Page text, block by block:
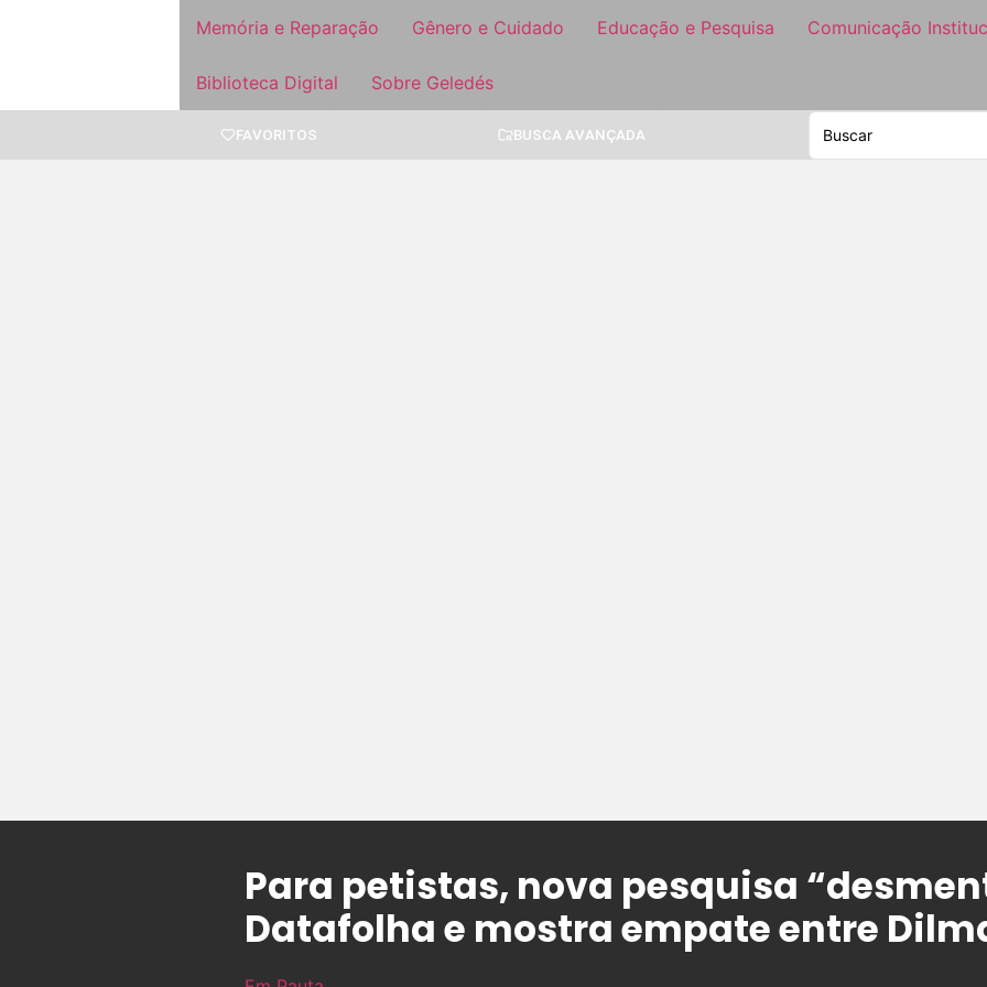
Memória e Reparação Gênero e Cuidado Educação e Pesquisa Comunicação
Biblioteca Digital Sobre Geledés
FAVORITOS BUSCA AVANÇADA
Para petistas, nova pesquisa
Datafolha e mostra empate entre